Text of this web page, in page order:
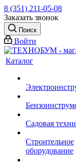
8 (351) 211-05-08
Заказать звонок
Поиск
Войти
Каталог
Садовая
Строительное
оборудование